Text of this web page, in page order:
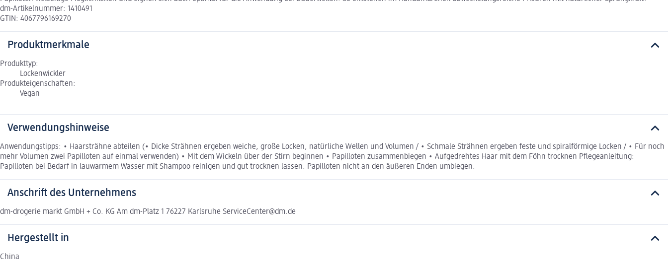
dm-Artikelnummer: 1410491
GTIN: 4067796169270
Produktmerkmale
Produkttyp:
Lockenwickler
Produkteigenschaften:
Vegan
Verwendungshinweise
Anwendungstipps: • Haarsträhne abteilen (• Dicke Strähnen ergeben weiche, große Locken, natürliche Wellen und Volumen / • Schmale Strähnen ergeben feste und spiralförmige Locken / • Für noch
mehr Volumen zwei Papilloten auf einmal verwenden) • Mit dem Wickeln über der Stirn beginnen • Papilloten zusammenbiegen • Aufgedrehtes Haar mit dem Föhn trocknen Pflegeanleitung:
Papilloten bei Bedarf in lauwarmem Wasser mit Shampoo reinigen und gut trocknen lassen. Papilloten nicht an den äußeren Enden umbiegen.
Anschrift des Unternehmens
dm-drogerie markt GmbH + Co. KG Am dm-Platz 1 76227 Karlsruhe ServiceCenter@dm.de
Hergestellt in
China